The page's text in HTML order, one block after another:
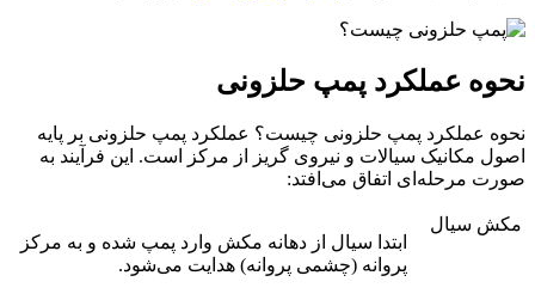
نحوه عملکرد پمپ حلزونی
نحوه عملکرد پمپ حلزونی چیست؟ عملکرد پمپ حلزونی بر پایه
اصول مکانیک سیالات و نیروی گریز از مرکز است. این فرآیند به
صورت مرحله‌ای اتفاق می‌افتد:
مکش سیال
ابتدا سیال از دهانه مکش وارد پمپ شده و به مرکز
پروانه (چشمی پروانه) هدایت می‌شود.